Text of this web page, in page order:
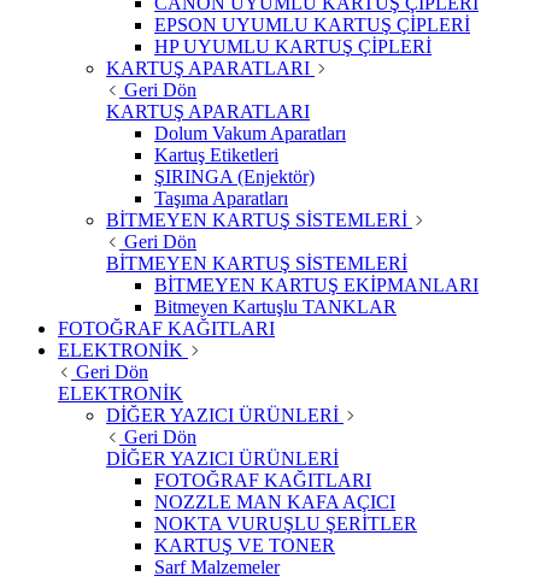
EPSON UYUMLU KARTUŞ ÇİPLERİ
HP UYUMLU KARTUŞ ÇİPLERİ
KARTUŞ APARATLARI
Geri Dön
KARTUŞ APARATLARI
Dolum Vakum Aparatları
Kartuş Etiketleri
ŞIRINGA (Enjektör)
Taşıma Aparatları
BİTMEYEN KARTUŞ SİSTEMLERİ
Geri Dön
BİTMEYEN KARTUŞ SİSTEMLERİ
BİTMEYEN KARTUŞ EKİPMANLARI
Bitmeyen Kartuşlu TANKLAR
FOTOĞRAF KAĞITLARI
ELEKTRONİK
Geri Dön
ELEKTRONİK
DİĞER YAZICI ÜRÜNLERİ
Geri Dön
DİĞER YAZICI ÜRÜNLERİ
FOTOĞRAF KAĞITLARI
NOZZLE MAN KAFA AÇICI
NOKTA VURUŞLU ŞERİTLER
KARTUŞ VE TONER
Sarf Malzemeler